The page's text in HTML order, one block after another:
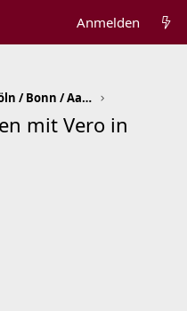
Anmelden
Massagen in Köln / Bonn / Aachen
mit Vero in